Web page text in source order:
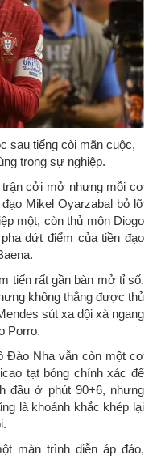
sau tiếng còi mãn cuộc,
trong sự nghiệp.
trận cởi mở nhưng mỗi cơ
Mikel Oyarzabal bỏ lỡ
một, còn thủ môn Diogo
dứt điểm của tiền đạo
tiến rất gần bàn mở tỉ số.
không thắng được thủ
sút xa dội xà ngang
Porro.
Đào Nha vẫn còn một cơ
tạt bóng chính xác để
đầu ở phút 90+6, nhưng
là khoảnh khắc khép lại
màn trình diễn áp đảo,